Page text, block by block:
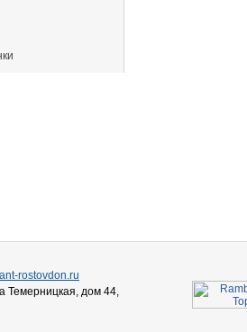
rostovdon.ru
Темерницкая, дом 44,